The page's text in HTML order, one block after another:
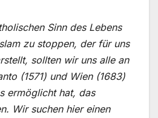
Sinn des Lebens
zu stoppen, der für uns
sollten wir uns alle an
(1571) und Wien (1683)
ermöglicht hat, das
Wir suchen hier einen